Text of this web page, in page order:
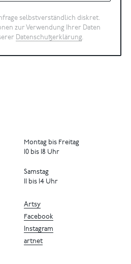
selbstverständlich diskret.
zur Verwendung Ihrer Daten
Datenschutzerklärung.
Montag bis Freitag
10 bis 18 Uhr
Samstag
11 bis 14 Uhr
Artsy
Facebook
Instagram
artnet